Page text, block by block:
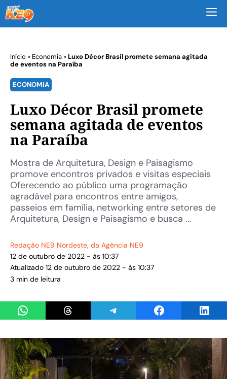
Início » Economia»Luxo Décor Brasil promete semana agitada
de eventos na Paraíba
ECONOMIA
Luxo Décor Brasil promete
semana agitada de eventos
na Paraíba
Mostra de Arquitetura, Design e Paisagismo
promove encontros privados e visitas especiais
Oferecendo ao público uma programação
agradável para encontros entre amigos,
passeios em família, networking entre setores de
Arquitetura, Design e Paisagismo e busca ...
Redação NE9 Nordeste, da Agência NE9
12 de outubro de 2022 - às 10:37
Atualizado 12 de outubro de 2022 - às 10:37
3 min de leitura
Share on WhatsAppShare on ThreadsShare on TelegramShare on Facebook